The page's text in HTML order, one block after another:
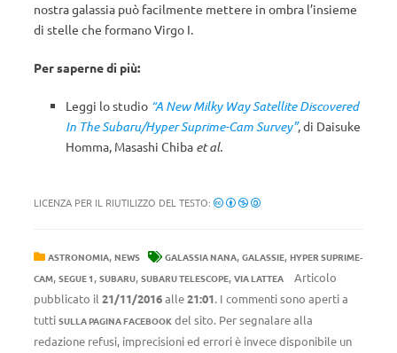
nostra galassia può facilmente mettere in ombra l’insieme
di stelle che formano Virgo I.
Per saperne di più:
Leggi lo studio “A New Milky Way Satellite Discovered
In The Subaru/Hyper Suprime-Cam Survey”, di Daisuke
Homma, Masashi Chiba et al.
LICENZA PER IL RIUTILIZZO DEL TESTO:
ASTRONOMIA, NEWS GALASSIA NANA, GALASSIE, HYPER SUPRIME-
CAM, SEGUE 1 , SUBARU, SUBARU TELESCOPE, VIA LATTEA
Articolo
pubblicato il 21/11/2016alle21:01. I commenti sono aperti a
tutti SULLA PAGINA FACEBOOK del sito. Per segnalare alla
redazione refusi, imprecisioni ed errori è invece disponibile un